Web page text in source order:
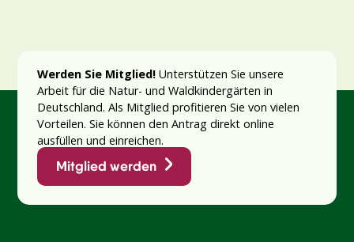
Werden Sie Mitglied!Unterstützen Sie unsere
Arbeit für die Natur- und Waldkindergärten in
Deutschland. Als Mitglied profitieren Sie von vielen
Vorteilen. Sie können den Antrag direkt online
ausfüllen und einreichen.
Mitglied werden